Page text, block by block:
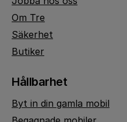
Om Tre
Säkerhet
Butiker
Hållbarhet
Byt in din gamla mobil